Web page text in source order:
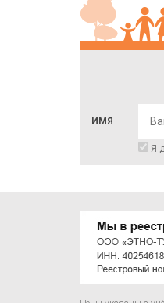
ИМЯ
Я